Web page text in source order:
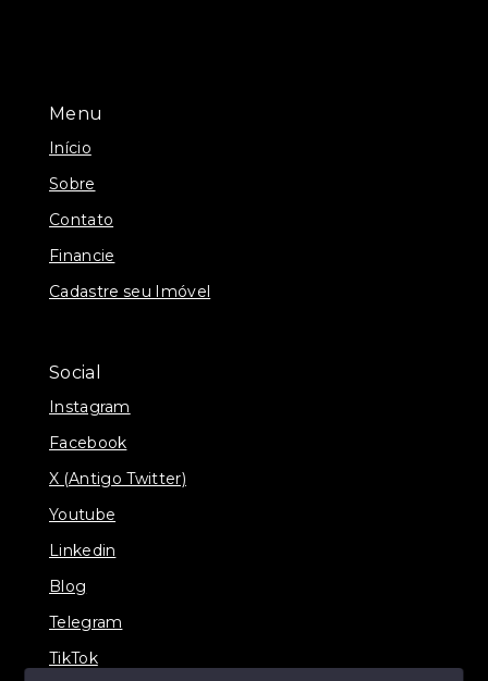
Menu
Início
Sobre
Contato
Financie
Cadastre seu Imóvel
Social
Instagram
Facebook
X (Antigo Twitter)
Youtube
Linkedin
Blog
Telegram
TikTok